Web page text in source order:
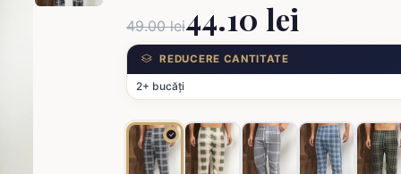
49.00 lei44.10 lei
REDUCERE CANTITATE
2+ bucăți